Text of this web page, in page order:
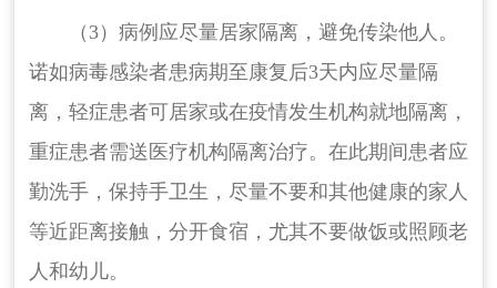
（3）病例应尽量居家隔离，避免传染他人。
诺如病毒感染者患病期至康复后3天内应尽量隔
离，轻症患者可居家或在疫情发生机构就地隔离，
重症患者需送医疗机构隔离治疗。在此期间患者应
勤洗手，保持手卫生，尽量不要和其他健康的家人
等近距离接触，分开食宿，尤其不要做饭或照顾老
人和幼儿。